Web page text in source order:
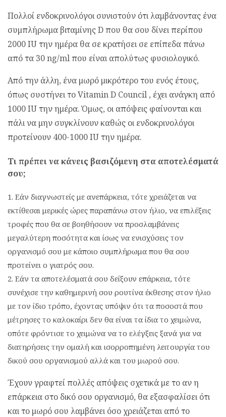
Πολλοί ενδοκρινολόγοι συνιστούν ότι λαμβάνοντας ένα
συμπλήρωμα βιταμίνης D που θα σου δίνει περίπου
2000 IU την ημέρα θα σε κρατήσει σε επίπεδα πάνω
από τα 30 ng/ml που είναι απολύτως φυσιολογικό.
Από την άλλη, ένα μωρό μικρότερο του ενός έτους,
όπως συστήνει το Vitamin D Council , έχει ανάγκη από
1000 IU την ημέρα. Όμως, οι απόψεις φαίνονται και
πάλι να μην συγκλίνουν καθώς οι ενδοκρινολόγοι
προτείνουν 400-1000 IU την ημέρα.
Τι πρέπει να κάνεις βασιζόμενη στα αποτελέσματά
σου;
Εάν διαγνωστείς με ανεπάρκεια, τότε χρειάζεται να
εκτίθεσαι μερικές ώρες παραπάνω στον ήλιο, να επιλέξεις
τροφές που θα σε βοηθήσουν να προσλαμβάνεις
μεγαλύτερη ποσότητα και ίσως να ενισχύσεις τον
οργανισμό σου με κάποιο συμπλήρωμα που θα σου
προτείνει ο γιατρός σου.
Εάν τα αποτελέσματά σου δείξουν επάρκεια, τότε
συνέχισε την καθημερινή σου ρουτίνα έκθεσης στον ήλιο
με τον ίδιο τρόπο, έχοντας υπόψιν ότι τα ποσοστά που
μέτρησες το καλοκαίρι δεν θα είναι τα ίδια το χειμώνα,
οπότε φρόντισε το χειμώνα να το ελέγξεις ξανά για να
διατηρήσεις την ομαλή και ισορροπημένη λειτουργία του
δικού σου οργανισμού αλλά και του μωρού σου.
Έχουν γραφτεί πολλές απόψεις σχετικά με το αν η
επάρκεια στο δικό σου οργανισμό, θα εξασφαλίσει ότι
και το μωρό σου λαμβάνει όσο χρειάζεται από το